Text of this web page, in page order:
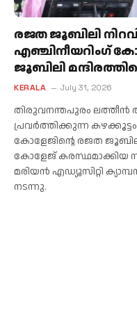
രജത ജൂബിലി
എഞ്ചിനീയറിംഗ്
ജൂബിലി
KERALA July 31, 2026
തിരുവനന്തപുരം
പ്രവർത്തിക്കുന്ന
കോളേജിന്റെ രജത
കോളേജ് കരസ്ഥമാക്കിയ
മരിയൻ എഡ്യൂസിറ്റി
നടന്നു.